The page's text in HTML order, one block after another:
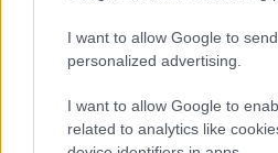
I want to allow Google to
personalized advertising.
I want to allow Google to
related to analytics like
Η ΣΤΗΛΗ ΜΑΣ